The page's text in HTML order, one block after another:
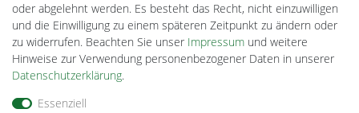
Plentino-Shop
gAGaLamp
Drohnenstore24
MeinUSB
oder abgelehnt werden. Es besteht das Recht, nicht einzuwilligen
und die Einwilligung zu einem späteren Zeitpunkt zu ändern oder
zu widerrufen. Beachten Sie unser Impressum und weitere
Hinweise zur Verwendung personenbezogener Daten in unserer
Daten­schutz­erklärung.
Essenziell